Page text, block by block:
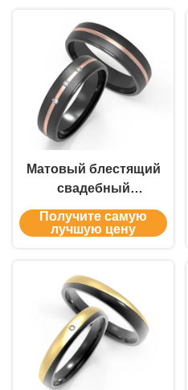
Матовый блестящий
свадебный
титановый кольцо
помолвка
Получите самую
лучшую цену